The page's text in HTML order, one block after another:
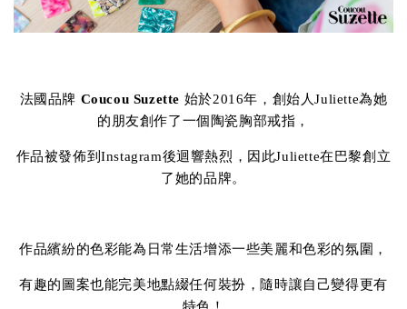
法國品牌 Coucou Suzette 始於2016年，創始人Juliette為她
的朋友創作了一個陶瓷胸部戒指，
作品被發佈到Instagram後迴響熱烈，因此Juliette在巴黎創立
了她的品牌。
作品繽紛的色彩能為日常生活增添一些美麗和色彩的氛圍，
有趣的圖案也能完美地點綴任何裝扮，隨時讓自己變得更有